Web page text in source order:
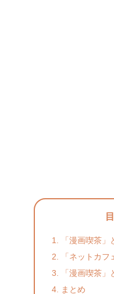
「漫画喫茶」
「ネットカ
「漫画喫茶
まとめ